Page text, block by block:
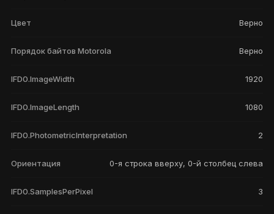
Цвет Верно
Порядок байтов Motorola Верно
IFD0.ImageWidth 1920
IFD0.ImageLength 1080
IFD0.PhotometricInterpretation 2
Ориентация 0-я строка вверху, 0-й столбец слева
IFD0.SamplesPerPixel 3